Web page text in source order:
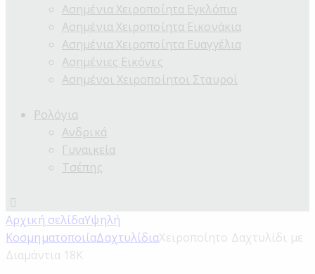
Ασημένια Χειροποίητα Εγκλόπια
Ασημένια Χειροποίητα Εικονάκια
Ασημένια Χειροποίητα Ευαγγέλια
Ασημένιες Εικόνες
Ασημένοι Χειροποίητοι Σταυροί
Ρολόγια
Ανδρικά
Γυναικεία
Τσέπης
Αρχική σελίδαΥψηλή
ΚοσμηματοποιίαΔαχτυλίδιαΧειροποίητο Δαχτυλίδι με
Διαμάντια 18Κ